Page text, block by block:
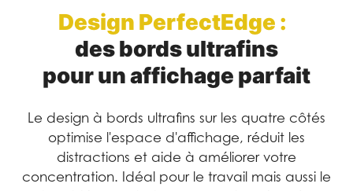
Design PerfectEdge :
des bords ultrafins
pour un affichage parfait
Le design à bords ultrafins sur les quatre côtés
optimise l'espace d'affichage, réduit les
distractions et aide à améliorer votre
concentration. Idéal pour le travail mais aussi le